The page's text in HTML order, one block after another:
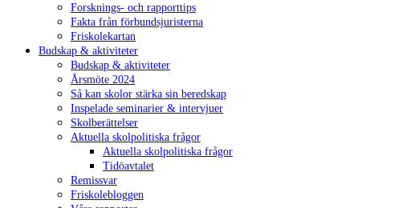
Forsknings- och rapporttips
Fakta från förbundsjuristerna
Friskolekartan
Budskap & aktiviteter
Budskap & aktiviteter
Årsmöte 2024
Så kan skolor stärka sin beredskap
Inspelade seminarier & intervjuer
Skolberättelser
Aktuella skolpolitiska frågor
Aktuella skolpolitiska frågor
Tidöavtalet
Remissvar
Friskolebloggen